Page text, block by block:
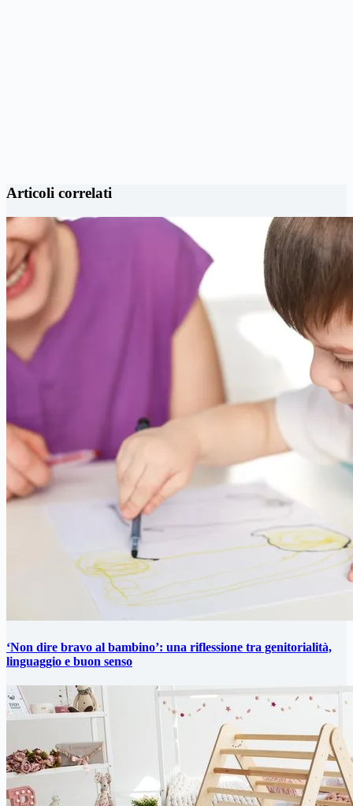
Articoli correlati
‘Non dire bravo al bambino’: una riflessione tra genitorialità,
linguaggio e buon senso